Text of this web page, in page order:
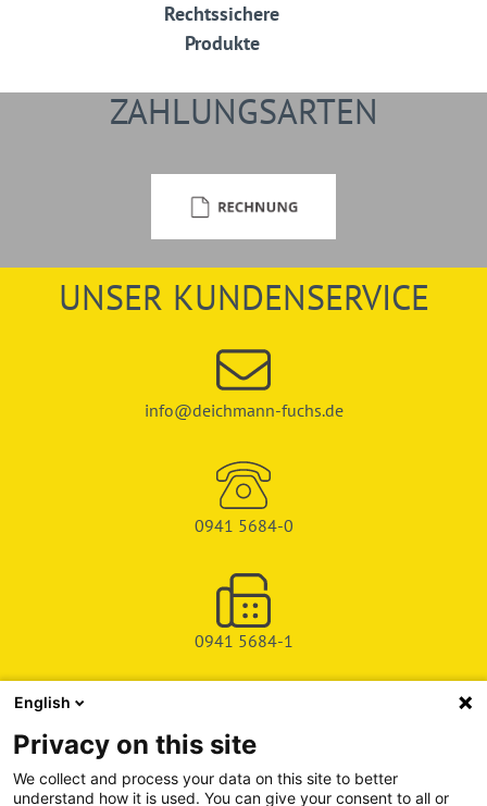
Rechtssichere
Produkte
ZAHLUNGSARTEN
UNSER KUNDENSERVICE
info@deichmann-fuchs.de
0941 5684-0
0941 5684-1
SHOP
SERVICE & SUPPORT
English
Privacy on this site
We collect and process your data on this site to better
understand how it is used. You can give your consent to all or